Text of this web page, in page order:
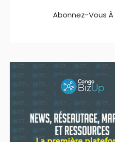
Abonnez-Vous